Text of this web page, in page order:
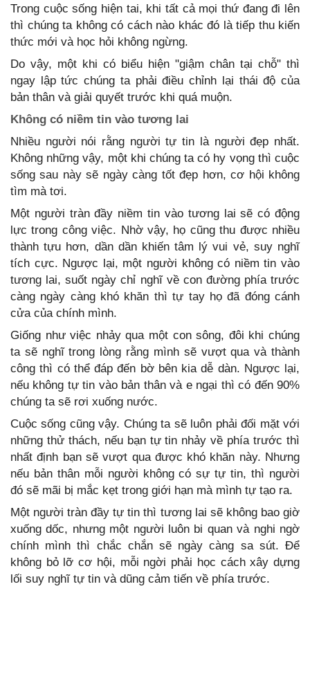
Trong cuộc sống hiện tai, khi tất cả mọi thứ đang đi lên
thì chúng ta không có cách nào khác đó là tiếp thu kiến
thức mới và học hỏi không ngừng.
Do vậy, một khi có biểu hiện "giậm chân tại chỗ" thì
ngay lập tức chúng ta phải điều chỉnh lại thái độ của
bản thân và giải quyết trước khi quá muộn.
Không có niềm tin vào tương lai
Nhiều người nói rằng người tự tin là người đẹp nhất.
Không những vậy, một khi chúng ta có hy vọng thì cuộc
sống sau này sẽ ngày càng tốt đẹp hơn, cơ hội không
tìm mà tơi.
Một người tràn đầy niềm tin vào tương lai sẽ có động
lực trong công việc. Nhờ vậy, họ cũng thu được nhiều
thành tựu hơn, dần dần khiến tâm lý vui vẻ, suy nghĩ
tích cực. Ngược lại, một người không có niềm tin vào
tương lai, suốt ngày chỉ nghĩ về con đường phía trước
càng ngày càng khó khăn thì tự tay họ đã đóng cánh
cửa của chính mình.
Giống như việc nhảy qua một con sông, đôi khi chúng
ta sẽ nghĩ trong lòng rằng mình sẽ vượt qua và thành
công thì có thể đáp đến bờ bên kia dễ dàn. Ngược lại,
nếu không tự tin vào bản thân và e ngại thì có đến 90%
chúng ta sẽ rơi xuống nước.
Cuộc sống cũng vậy. Chúng ta sẽ luôn phải đối mặt với
những thử thách, nếu bạn tự tin nhảy về phía trước thì
nhất định bạn sẽ vượt qua được khó khăn này. Nhưng
nếu bản thân mỗi người không có sự tự tin, thì người
đó sẽ mãi bị mắc kẹt trong giới hạn mà mình tự tạo ra.
Một người tràn đầy tự tin thì tương lai sẽ không bao giờ
xuống dốc, nhưng một người luôn bi quan và nghi ngờ
chính mình thì chắc chắn sẽ ngày càng sa sút. Để
không bỏ lỡ cơ hội, mỗi ngời phải học cách xây dựng
lối suy nghĩ tự tin và dũng cảm tiến về phía trước.